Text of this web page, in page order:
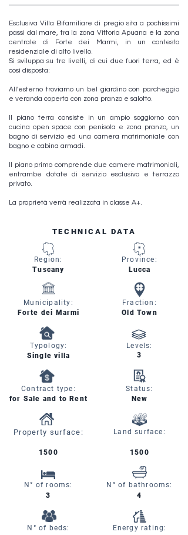
Esclusiva Villa Bifamiliare di pregio sita a pochissimi
passi dal mare, tra la zona Vittoria Apuana e la zona
centrale di Forte dei Marmi, in un contesto
residenziale di alto livello.
Si sviluppa su tre livelli, di cui due fuori terra, ed è
così disposta:
All'esterno troviamo un bel giardino con parcheggio
e veranda coperta con zona pranzo e salotto.
Il piano terra consiste in un ampio soggiorno con
cucina open space con penisola e zona pranzo, un
bagno di servizio ed una camera matrimoniale con
bagno e cabina armadi.
Il piano primo comprende due camere matrimoniali,
entrambe dotate di servizio esclusivo e terrazzo
privato.
La proprietà verrà realizzata in classe A+.
TECHNICAL DATA
Region:
Tuscany
Lucca
Province:
Municipality:
Forte dei Marmi
Fraction:
Old Town
Typology:
Single villa
Contract type:
for Sale and to Rent
Levels:
3
Status:
New
Property surface: Land surface:
1500
N° of rooms:
3
N° of beds:
1500
N° of bathrooms:
4
Energy rating: